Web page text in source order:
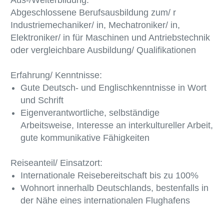
Abgeschlossene Berufsausbildung zum/ r
Industriemechaniker/ in, Mechatroniker/ in,
Elektroniker/ in für Maschinen und Antriebstechnik
oder vergleichbare Ausbildung/ Qualifikationen
Erfahrung/ Kenntnisse:
Gute Deutsch- und Englischkenntnisse in Wort
und Schrift
Eigenverantwortliche, selbständige
Arbeitsweise, Interesse an interkultureller Arbeit,
gute kommunikative Fähigkeiten
Reiseanteil/ Einsatzort:
Internationale Reisebereitschaft bis zu 100%
Wohnort innerhalb Deutschlands, bestenfalls in
der Nähe eines internationalen Flughafens